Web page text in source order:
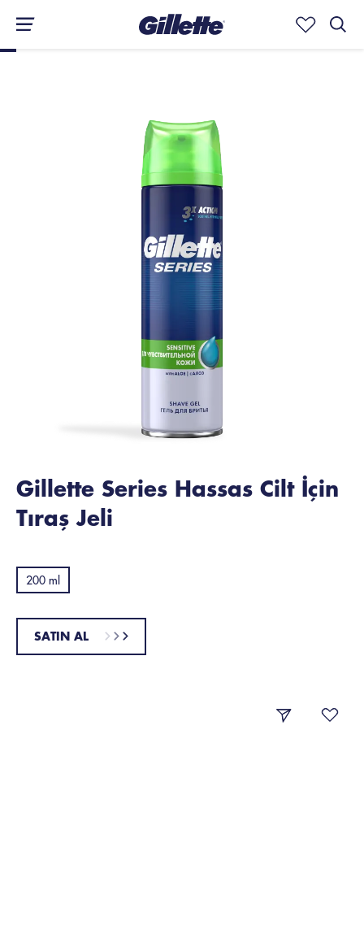
GENEL BILGI ÖZELLİKLER YORUMLAR
Gillette Series Hassas Cilt İçin
Tıraş Jeli
200 ml
SATIN AL